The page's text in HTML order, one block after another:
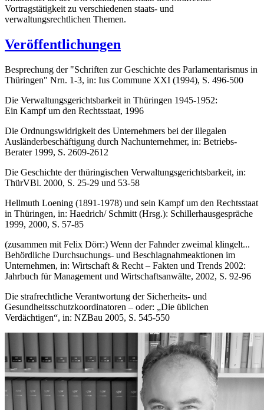
Vortragstätigkeit zu verschiedenen staats- und
verwaltungsrechtlichen Themen.
Veröffentlichungen
Besprechung der "Schriften zur Geschichte des Parlamentarismus in
Thüringen" Nrn. 1-3, in: Ius Commune XXI (1994), S. 496-500
Die Verwaltungsgerichtsbarkeit in Thüringen 1945-1952:
Ein Kampf um den Rechtsstaat, 1996
Die Ordnungswidrigkeit des Unternehmers bei der illegalen
Ausländerbeschäftigung durch Nachunternehmer, in: Betriebs-
Berater 1999, S. 2609-2612
Die Geschichte der thüringischen Verwaltungsgerichtsbarkeit, in:
ThürVBl. 2000, S. 25-29 und 53-58
Hellmuth Loening (1891-1978) und sein Kampf um den Rechtsstaat
in Thüringen, in: Haedrich/ Schmitt (Hrsg.): Schillerhausgespräche
1999, 2000, S. 57-85
(zusammen mit Felix Dörr:) Wenn der Fahnder zweimal klingelt...
Behördliche Durchsuchungs- und Beschlagnahmeaktionen im
Unternehmen, in: Wirtschaft & Recht – Fakten und Trends 2002:
Jahrbuch für Management und Wirtschaftsanwälte, 2002, S. 92-96
Die strafrechtliche Verantwortung der Sicherheits- und
Gesundheitsschutzkoordinatoren – oder: „Die üblichen
Verdächtigen“, in: NZBau 2005, S. 545-550